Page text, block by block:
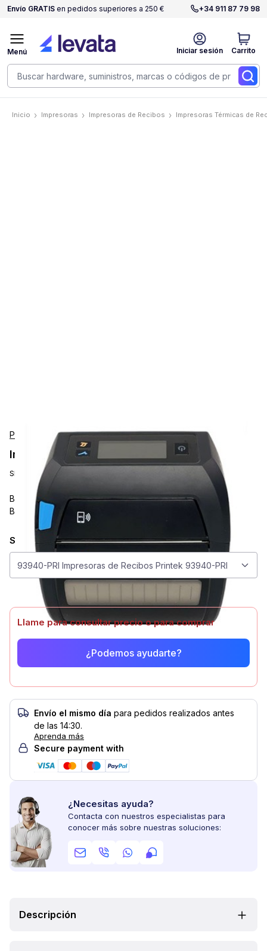
Envío GRATIS en pedidos superiores a 250 € +34 911 87 79 98
Iniciar sesión Carrito
Menú
Inicio Impresoras Impresoras de Recibos Impresoras Térmicas de
Printek
Impresoras de Recibos Printek 93940-PRI
SKU: 93940-PRI
Barcode Label Printers, Printek, 641 L, 203dpi, Up to 6 ips,
Bluetooth, Wi-Fi
Seleccionar modelo
93940-PRI Impresoras de Recibos Printek 93940-PRI
Llame para consultar precio o para comprar
¿Podemos ayudarte?
Envío el mismo día para pedidos realizados antes
de las 14:30.
Aprenda más
Secure payment with
¿Necesitas ayuda?
Contacta con nuestros especialistas para
conocer más sobre nuestras soluciones:
Descripción